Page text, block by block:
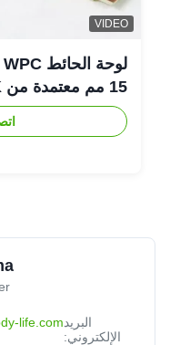
VIDEO
15 مم معتمدة من SGS INTERTEK
البريد
الإلكتروني:
life.com